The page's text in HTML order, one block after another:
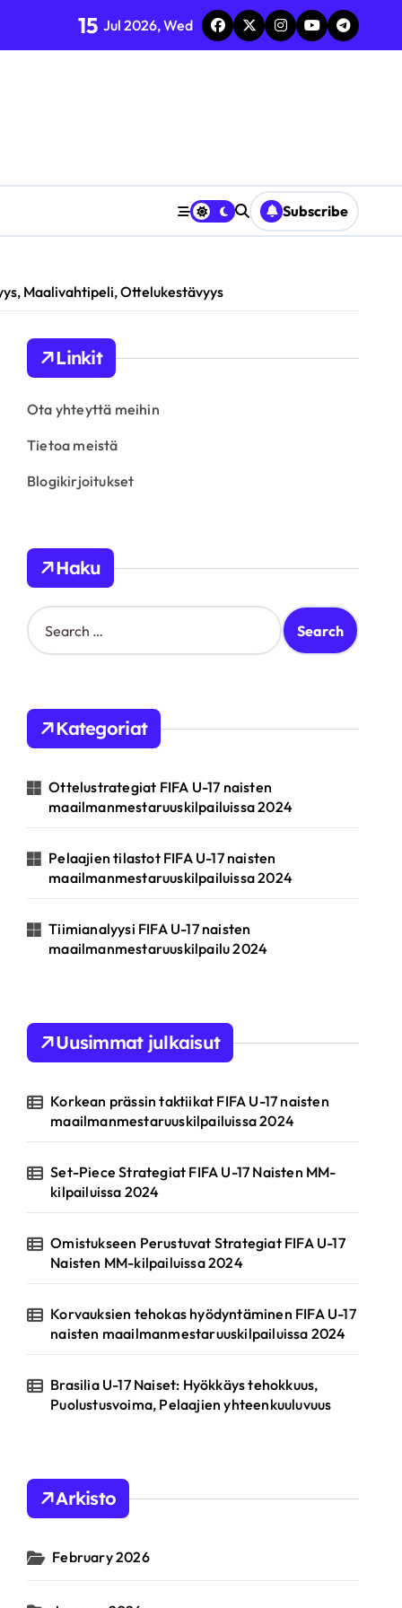
15 Jul 2026, Wed
Subscribe
Maalivahtipeli, Ottelukestävyys
Linkit
Ota yhteyttä meihin
Tietoa meistä
Blogikirjoitukset
Haku
S
e
h
o
:
Kategoriat
Ottelustrategiat FIFA U-17 naisten
maailmanmestaruuskilpailuissa 2024
Pelaajien tilastot FIFA U-17 naisten
maailmanmestaruuskilpailuissa 2024
Tiimianalyysi FIFA U-17 naisten
maailmanmestaruuskilpailu 2024
Uusimmat julkaisut
Korkean prässin taktiikat FIFA U-17 naisten
maailmanmestaruuskilpailuissa 2024
Set-Piece Strategiat FIFA U-17 Naisten MM-
kilpailuissa 2024
Omistukseen Perustuvat Strategiat FIFA U-17
Naisten MM-kilpailuissa 2024
Korvauksien tehokas hyödyntäminen FIFA U-17
naisten maailmanmestaruuskilpailuissa 2024
Brasilia U-17 Naiset: Hyökkäys tehokkuus,
Puolustusvoima, Pelaajien yhteenkuuluvuus
Arkisto
February 2026